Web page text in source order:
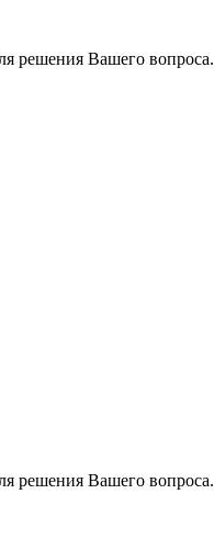
решения Вашего вопроса.
решения Вашего вопроса.